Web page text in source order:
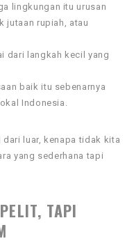
lingkungan itu urusan
jutaan rupiah, atau
dari langkah kecil yang
baik itu sebenarnya
Indonesia.
luar, kenapa tidak kita
yang sederhana tapi
TAPI